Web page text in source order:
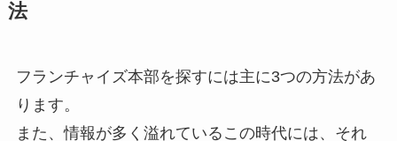
法
フランチャイズ本部を探すには主に3つの方法があ
ります。
また、情報が多く溢れているこの時代には、それ